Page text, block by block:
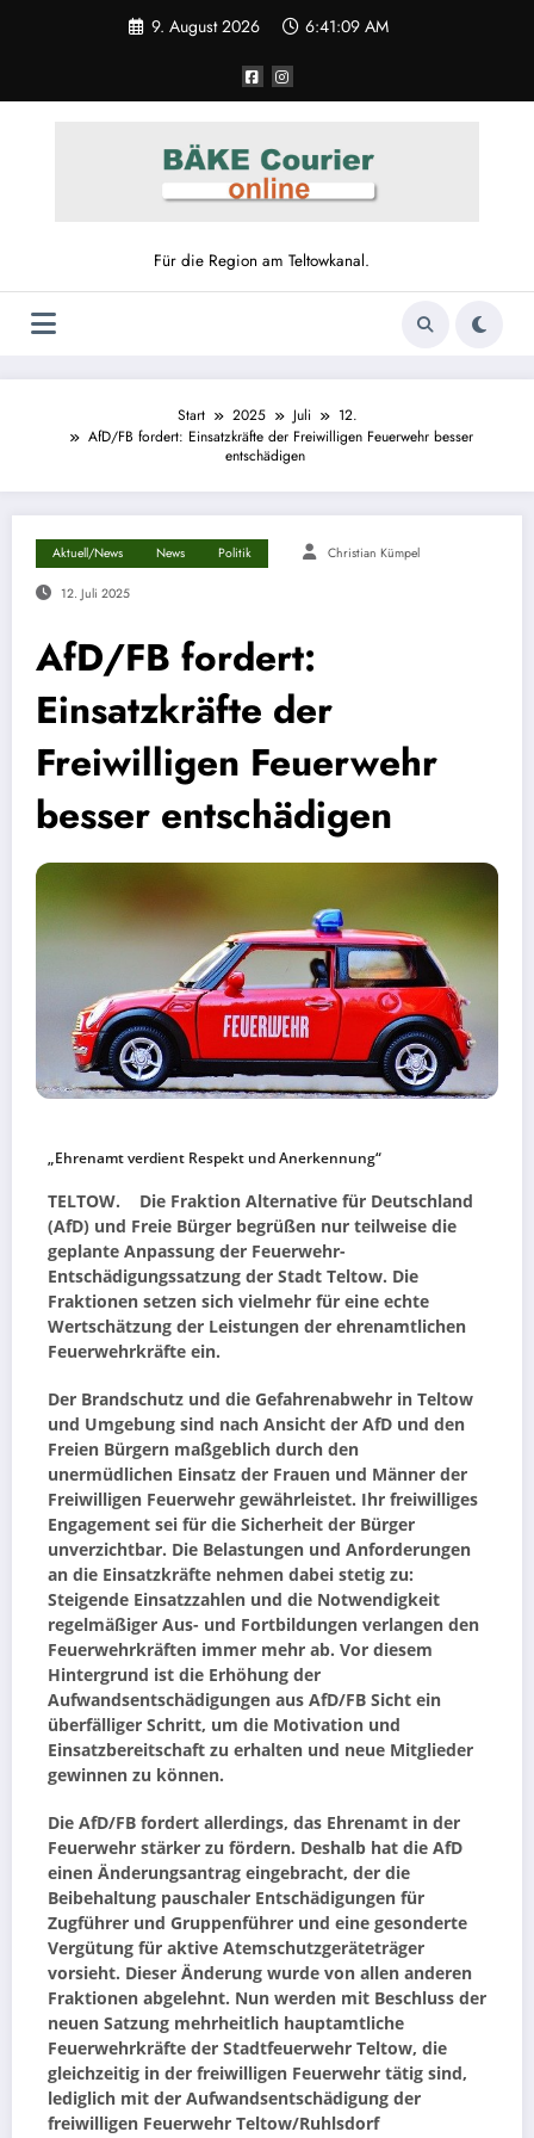
9. August 2026 6:41:09 AM
Für die Region am Teltowkanal.
Start 2025 Juli
12.
AfD/FB fordert: Einsatzkräfte der Freiwilligen Feuerwehr besser
entschädigen
Aktuell/News News Politik Christian Kümpel
12. Juli 2025
AfD/FB fordert:
Einsatzkräfte der
Freiwilligen Feuerwehr
besser entschädigen
„Ehrenamt verdient Respekt und Anerkennung“
TELTOW. Die Fraktion Alternative für Deutschland
(AfD) und Freie Bürger begrüßen nur teilweise die
geplante Anpassung der Feuerwehr-
Entschädigungssatzung der Stadt Teltow. Die
Fraktionen setzen sich vielmehr für eine echte
Wertschätzung der Leistungen der ehrenamtlichen
Feuerwehrkräfte ein.
Der Brandschutz und die Gefahrenabwehr in Teltow
und Umgebung sind nach Ansicht der AfD und den
Freien Bürgern maßgeblich durch den
unermüdlichen Einsatz der Frauen und Männer der
Freiwilligen Feuerwehr gewährleistet. Ihr freiwilliges
Engagement sei für die Sicherheit der Bürger
unverzichtbar. Die Belastungen und Anforderungen
an die Einsatzkräfte nehmen dabei stetig zu:
Steigende Einsatzzahlen und die Notwendigkeit
regelmäßiger Aus- und Fortbildungen verlangen den
Feuerwehrkräften immer mehr ab. Vor diesem
Hintergrund ist die Erhöhung der
Aufwandsentschädigungen aus AfD/FB Sicht ein
überfälliger Schritt, um die Motivation und
Einsatzbereitschaft zu erhalten und neue Mitglieder
gewinnen zu können.
Die AfD/FB fordert allerdings, das Ehrenamt in der
Feuerwehr stärker zu fördern. Deshalb hat die AfD
einen Änderungsantrag eingebracht, der die
Beibehaltung pauschaler Entschädigungen für
Zugführer und Gruppenführer und eine gesonderte
Vergütung für aktive Atemschutzgeräteträger
vorsieht. Dieser Änderung wurde von allen anderen
Fraktionen abgelehnt. Nun werden mit Beschluss der
neuen Satzung mehrheitlich hauptamtliche
Feuerwehrkräfte der Stadtfeuerwehr Teltow, die
gleichzeitig in der freiwilligen Feuerwehr tätig sind,
lediglich mit der Aufwandsentschädigung der
freiwilligen Feuerwehr Teltow/Ruhlsdorf